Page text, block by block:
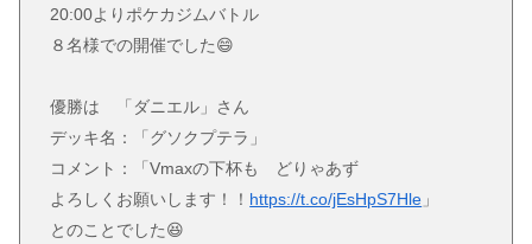
20:00よりポケカジムバトル
８名様での開催でした😄
優勝は 「ダニエル」さん
デッキ名：「グソクプテラ」
コメント：「Vmaxの下杯も どりゃあず
よろしくお願いします！！ https://t.co/jEsHpS7Hle 」
とのことでした😆